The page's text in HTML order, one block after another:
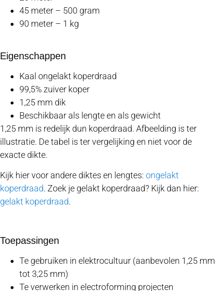
45 meter – 500 gram
90 meter – 1 kg
Eigenschappen
Kaal ongelakt koperdraad
99,5% zuiver koper
1,25 mm dik
Beschikbaar als lengte en als gewicht
1,25 mm is redelijk dun koperdraad. Afbeelding is ter
illustratie. De tabel is ter vergelijking en niet voor de
exacte dikte.
Kijk hier voor andere diktes en lengtes: ongelakt
koperdraad. Zoek je gelakt koperdraad? Kijk dan hier:
gelakt koperdraad.
Toepassingen
Te gebruiken in elektrocultuur (aanbevolen 1,25 mm
tot 3,25 mm)
Te verwerken in electroforming projecten